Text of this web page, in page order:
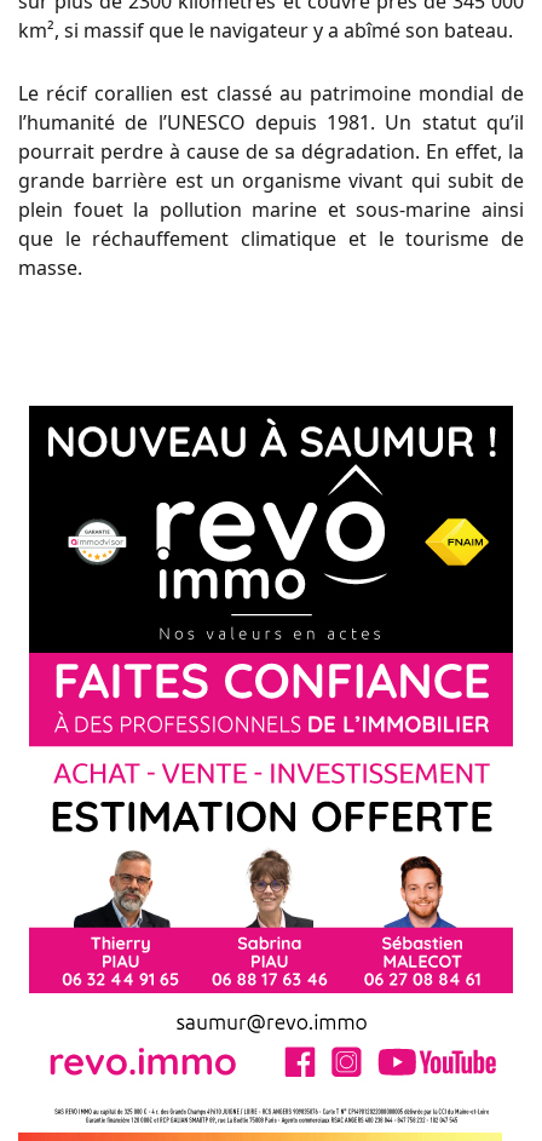
km², si massif que le navigateur y a abîmé son bateau.
Le récif corallien est classé au patrimoine mondial de
l’humanité de l’UNESCO depuis 1981. Un statut qu’il
pourrait perdre à cause de sa dégradation. En effet, la
grande barrière est un organisme vivant qui subit de
plein fouet la pollution marine et sous-marine ainsi
que le réchauffement climatique et le tourisme de
masse.